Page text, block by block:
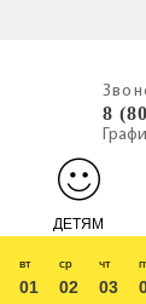
8
ДЕТЯМ
вт
01
ср
02
чт
03